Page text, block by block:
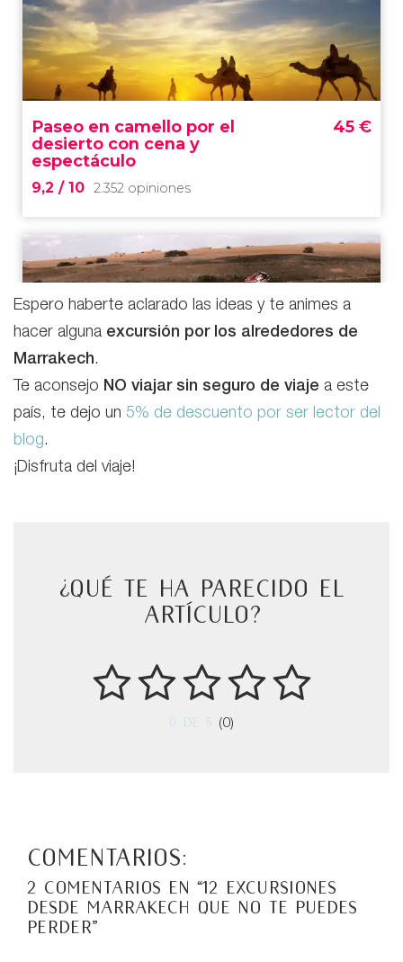
Espero haberte aclarado las ideas y te animes a
hacer alguna excursión por los alrededores de
Marrakech.
Te aconsejo NO viajar sin seguro de viaje a este
país, te dejo un 5% de descuento por ser lector del
blog.
¡Disfruta del viaje!
¿Qué te ha parecido el
artículo?
0 de 5 (0)
Comentarios:
2 comentarios en “12 excursiones
desde Marrakech que no te puedes
perder”